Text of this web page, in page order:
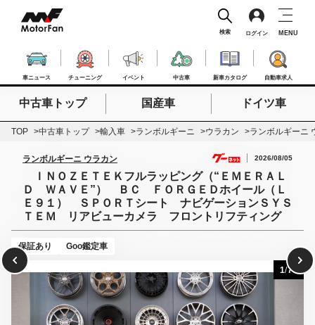
車ニュース チューニング イベント 中古車 新車カタログ 自動車求人
検索 ログイン MENU
検索したいキーワードを入力
検索
中古車トップ 国産車 ドイツ車
TOP 中古車トップ 輸入車 ランボルギーニ ウラカン ランボルギーニ
ランボルギーニ ウラカン 2026/08/05
ＩＮＯＺＥＴＥＫフルラッピング（“ＥＭＥＲＡＬ
Ｄ ＷＡＶＥ”） ＢＣ ＦＯＲＧＥＤホイール（Ｌ
Ｅ９１） ＳＰＯＲＴシート ナビゲーションＳＹＳ
ＴＥＭ リアビューカメラ フロントリフティング
保証あり Goo鑑定車
1/78